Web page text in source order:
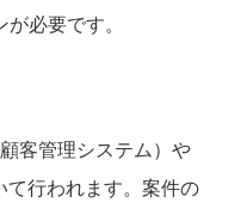
必要です。
客管理システム）や
て行われます。案件の